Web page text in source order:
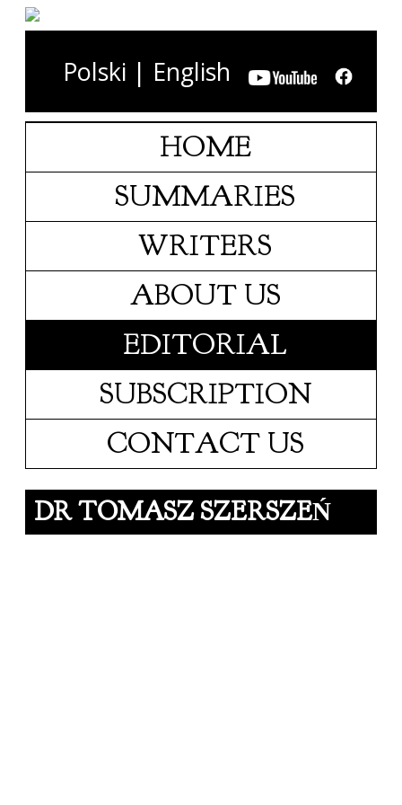
Polski | English
HOME
SUMMARIES
WRITERS
ABOUT US
EDITORIAL
SUBSCRIPTION
CONTACT US
DR TOMASZ SZERSZEŃ